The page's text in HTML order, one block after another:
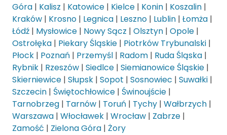
Góra | Kalisz | Katowice | Kielce | Konin | Koszalin |
Kraków | Krosno | Legnica | Leszno | Lublin | Łomża |
Łódź | Mysłowice | Nowy Sącz | Olsztyn | Opole |
Ostrołęka | Piekary Śląskie | Piotrków Trybunalski |
Płock | Poznań | Przemyśl | Radom | Ruda Śląska |
Rybnik | Rzeszów | Siedlce | Siemianowice Śląskie |
Skierniewice | Słupsk | Sopot | Sosnowiec | Suwałki |
Szczecin | Świętochłowice | Świnoujście |
Tarnobrzeg | Tarnów | Toruń | Tychy | Wałbrzych |
Warszawa | Włocławek | Wrocław | Zabrze |
Zamość | Zielona Góra | Żory